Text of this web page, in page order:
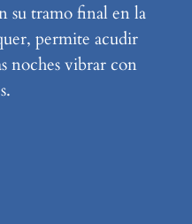
su tramo final en la
permite acudir
noches vibrar con